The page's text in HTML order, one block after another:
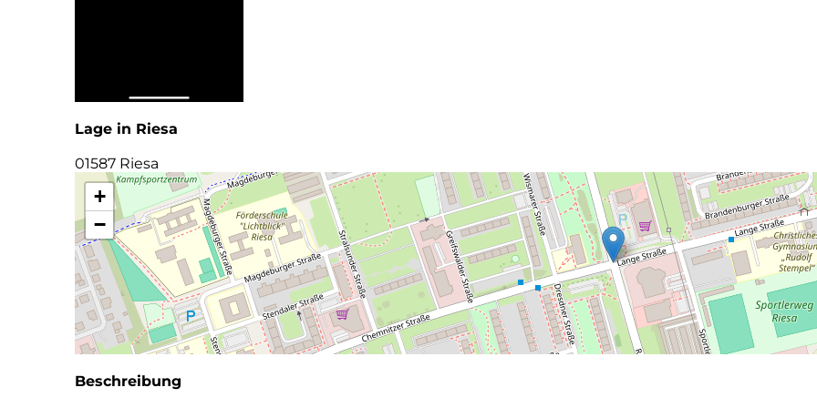
Lage in Riesa
01587 Riesa
+
−
Beschreibung